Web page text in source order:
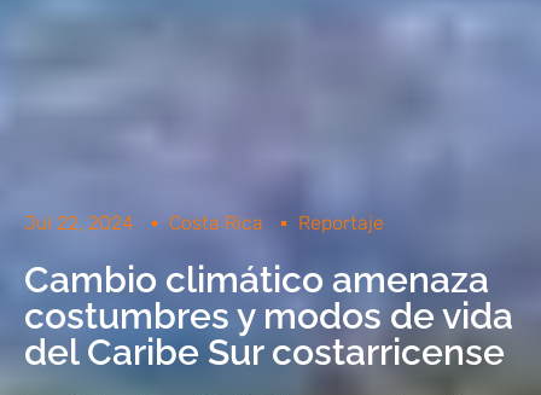
Jul 22, 2024 Costa Rica Reportaje
Cambio climático amenaza
costumbres y modos de vida
del Caribe Sur costarricense